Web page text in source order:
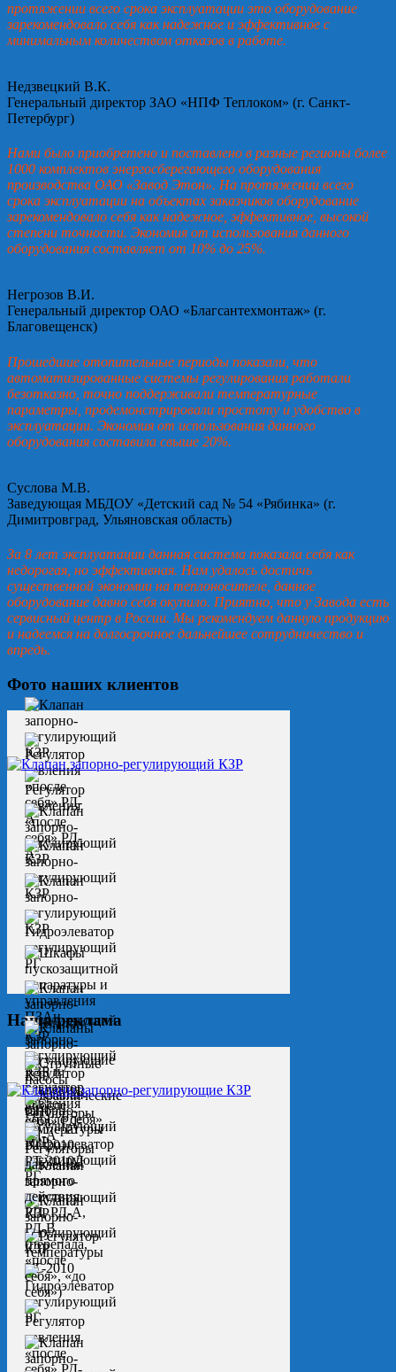
протяжении всего срока эксплуатации это оборудование
зарекомендовало себя как надежное и эффективное с
минимальным количеством отказов в работе.
Недзвецкий В.К.
Генеральный директор ЗАО «НПФ Теплоком» (г. Санкт-
Петербург)
Нами было приобретено и поставлено в разные регионы более
1000 комплектов энергосберегающего оборудования
производства ОАО «Завод Этон». На протяжении всего
срока эксплуатации на объектах заказчиков оборудование
зарекомендовало себя как надежное, эффективное, высокой
степени точности. Экономия от использования данного
оборудования составляет от 10% до 25%.
Негрозов В.И.
Генеральный директор ОАО «Благсантехмонтаж» (г.
Благовещенск)
Прошедшие отопительные периоды показали, что
автоматизированные системы регулирования работали
безотказно, точно поддерживали температурные
параметры, продемонстрировали простоту и удобство в
эксплуатации. Экономия от использования данного
оборудования составила свыше 20%.
Суслова М.В.
Заведующая МБДОУ «Детский сад № 54 «Рябинка» (г.
Димитровград, Ульяновская область)
За 8 лет эксплуатации данная система показала себя как
недорогая, но эффективная. Нам удалось достичь
существенной экономии на теплоносителе, данное
оборудование давно себя окупило. Приятно, что у Завода есть
сервисный центр в России. Мы рекомендуем данную продукцию
и надеемся на долгосрочное дальнейшее сотрудничество и
впредь.
Фото наших клиентов
Наша реклама